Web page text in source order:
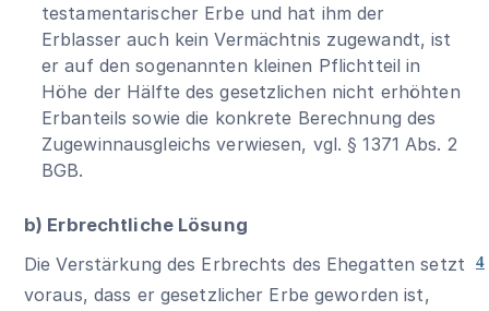
testamentarischer Erbe und hat ihm der
Erblasser auch kein Vermächtnis zugewandt, ist
er auf den sogenannten kleinen Pflichtteil in
Höhe der Hälfte des gesetzlichen nicht erhöhten
Erbanteils sowie die konkrete Berechnung des
Zugewinnausgleichs verwiesen, vgl.§ 1371 Abs. 2
BGB.
b) Erbrechtliche Lösung
4
Die Verstärkung des Erbrechts des Ehegatten setzt
voraus, dass er gesetzlicher Erbe geworden ist,